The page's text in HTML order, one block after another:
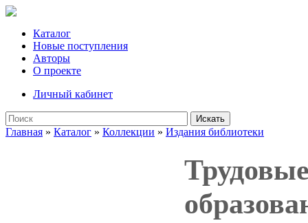
Каталог
Новые поступления
Авторы
О проекте
Личный кабинет
Искать
Главная » Каталог » Коллекции » Издания библиотеки